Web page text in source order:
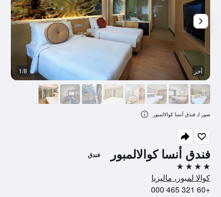
فندق أنسا كوالالمبور فندق
4 نجوم
كوالا لمبور، ماليزيا
+60 321 465 000
آخر 1/8
صور لـ فندق أنسا كوالالمبور